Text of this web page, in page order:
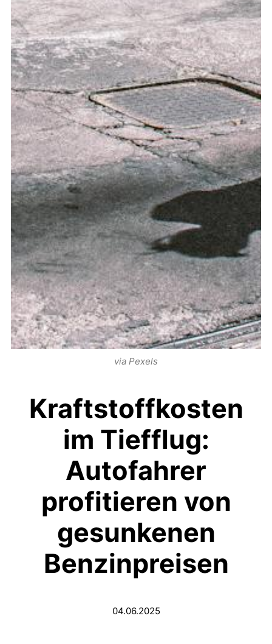
via Pexels
Kraftstoffkosten
im Tiefflug:
Autofahrer
profitieren von
gesunkenen
Benzinpreisen
04.06.2025